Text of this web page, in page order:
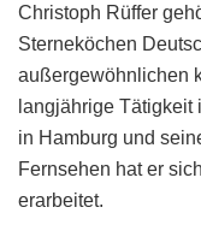
Christoph Rüffer
Sterneköchen
außergewöhnlichen
langjährige Tätigkeit
in Hamburg und
Fernsehen hat er
erarbeitet.